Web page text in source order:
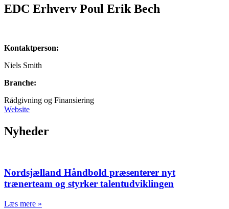
EDC Erhverv Poul Erik Bech
Kontaktperson:
Niels Smith
Branche:
Rådgivning og Finansiering
Website
Nyheder
Nordsjælland Håndbold præsenterer nyt
trænerteam og styrker talentudviklingen
Læs mere »